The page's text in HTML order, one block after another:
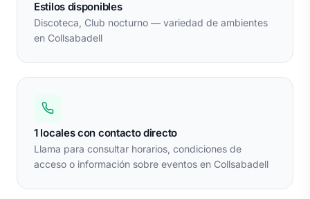
Estilos disponibles
Discoteca, Club nocturno — variedad de ambientes
en Collsabadell
1 locales con contacto directo
Llama para consultar horarios, condiciones de
acceso o información sobre eventos en Collsabadell